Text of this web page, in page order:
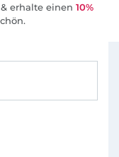
erhalte einen 10%